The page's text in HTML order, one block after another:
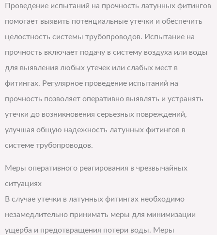
Проведение испытаний на прочность латунных фитингов
помогает выявить потенциальные утечки и обеспечить
целостность системы трубопроводов. Испытание на
прочность включает подачу в систему воздуха или воды
для выявления любых утечек или слабых мест в
фитингах. Регулярное проведение испытаний на
прочность позволяет оперативно выявлять и устранять
утечки до возникновения серьезных повреждений,
улучшая общую надежность латунных фитингов в
системе трубопроводов.
Меры оперативного реагирования в чрезвычайных
ситуациях
В случае утечки в латунных фитингах необходимо
незамедлительно принимать меры для минимизации
ущерба и предотвращения потери воды. Меры